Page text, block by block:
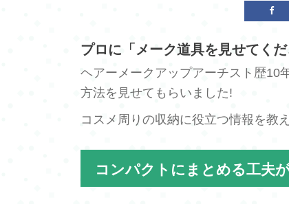
プロに「メーク道具を見せてく
ヘアーメークアップアーチスト歴10
方法を見せてもらいました!
コスメ周りの収納に役立つ情報を教
コンパクトにまとめる工夫